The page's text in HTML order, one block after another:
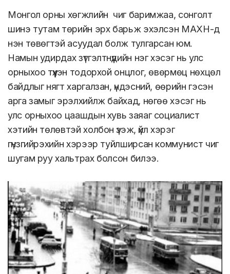
Монгол орны хөгжлийн чиг баримжаа, сонголт
шинэ тутам төрийн эрх барьж эхэлсэн МАХН-д
нэн төвөгтэй асуудал болж тулгарсан юм.
Намын удирдах зүтгэлтнүүдийн нэг хэсэг нь улс
орныхоо түүхэн тодорхой онцлог, өвөрмөц нөхцөл
байдлыг нягт харгалзан, үндэсний, өөрийн гэсэн
арга замыг эрэлхийлж байхад, нөгөө хэсэг нь
улс орныхоо цаашдын хувь заяаг социалист
хэтийн төлөвтэй холбон үзэж, үйл хэрэг
гүнзгийрэхийн хэрээр туйлширсан коммунист чиг
шугам руу хальтрах болсон билээ.